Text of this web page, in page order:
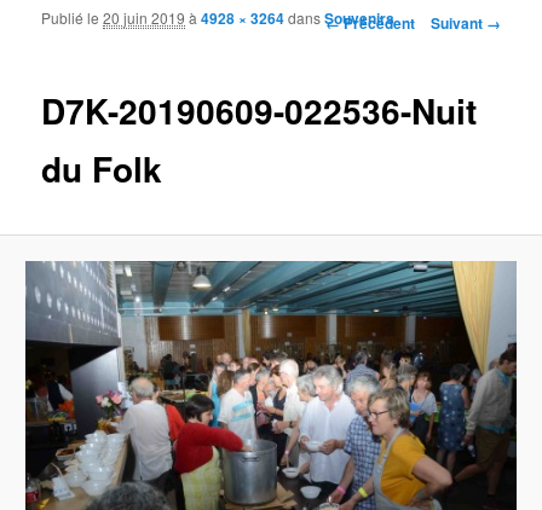
Navigation des images
← Précédent Suivant →
D7K-20190609-022536-Nuit
du Folk
Publié le20 juin 2019 à4928 × 3264dansSouvenirs